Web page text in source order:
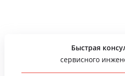
Быстрая
сервисного